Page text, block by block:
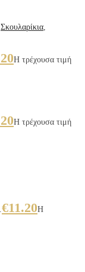
Σκουλαρίκια,
Η τρέχουσα τιμή
Η τρέχουσα τιμή
€11.20Η